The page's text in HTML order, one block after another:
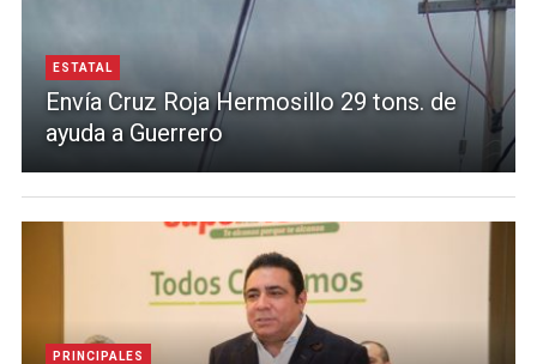
ESTATAL
Envía Cruz Roja Hermosillo 29 tons. de
ayuda a Guerrero
PRINCIPALES